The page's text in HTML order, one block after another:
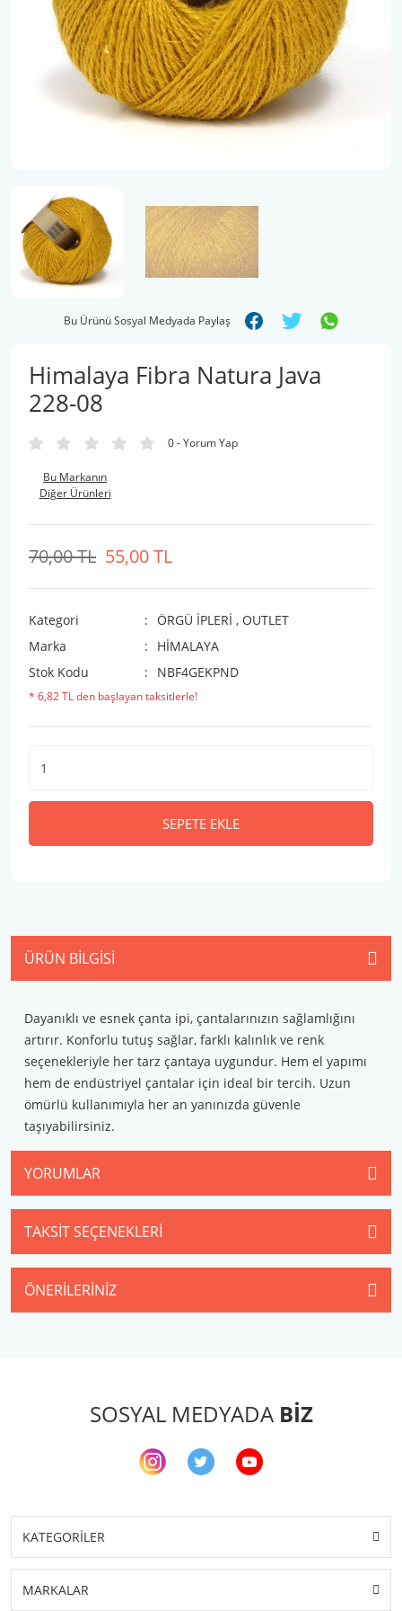
Bu Ürünü Sosyal Medyada Paylaş
Himalaya Fibra Natura Java
228-08
0 - Yorum Yap
Bu Markanın
Diğer Ürünleri
55,00 TL
70,00 TL
Kategori ÖRGÜ İPLERİ , OUTLET
Marka
HİMALAYA
Stok Kodu
NBF4GEKPND
* 6,82 TL den başlayan taksitlerle!
SEPETE EKLE
ÜRÜN BILGISI
Dayanıklı ve esnek çanta ipi, çantalarınızın sağlamlığını
artırır. Konforlu tutuş sağlar, farklı kalınlık ve renk
seçenekleriyle her tarz çantaya uygundur. Hem el yapımı
hem de endüstriyel çantalar için ideal bir tercih. Uzun
ömürlü kullanımıyla her an yanınızda güvenle
taşıyabilirsiniz.
YORUMLAR
TAKSIT SEÇENEKLERI
ÖNERILERINIZ
SOSYAL MEDYADA BİZ
KATEGORİLER
MARKALAR
Şal İpleri